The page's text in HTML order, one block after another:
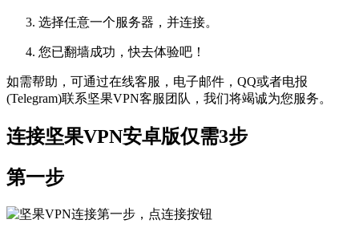
选择任意一个服务器，并连接。
您已翻墙成功，快去体验吧！
如需帮助，可通过在线客服，电子邮件，QQ或者电报
(Telegram)联系坚果VPN客服团队，我们将竭诚为您服务。
连接坚果VPN安卓版仅需3步
第一步